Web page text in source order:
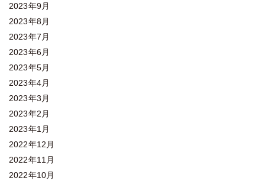
2023年9月
2023年8月
2023年7月
2023年6月
2023年5月
2023年4月
2023年3月
2023年2月
2023年1月
2022年12月
2022年11月
2022年10月